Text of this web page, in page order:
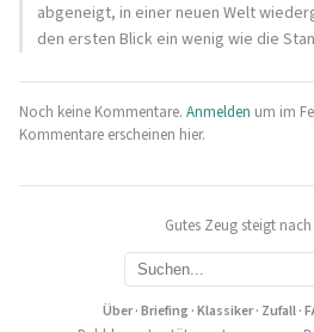
abgeneigt, in einer neuen Welt
den ersten Blick ein wenig wie die
Noch keine Kommentare. Anmelden um im
Kommentare erscheinen hier.
Gutes Zeug steigt
Über·Briefing·Klassiker· Zufall·